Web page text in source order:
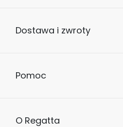
Dostawa i zwroty
Pomoc
O Regatta